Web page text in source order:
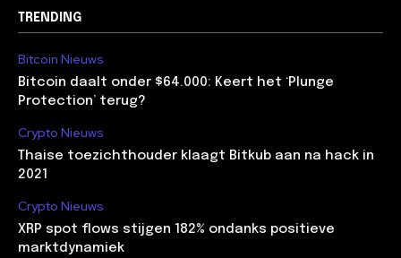
TRENDING
Bitcoin Nieuws
Bitcoin daalt onder $64.000: Keert het ‘Plunge
Protection’ terug?
Crypto Nieuws
Thaise toezichthouder klaagt Bitkub aan na hack in
2021
Crypto Nieuws
XRP spot flows stijgen 182% ondanks positieve
marktdynamiek